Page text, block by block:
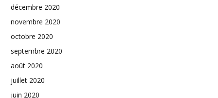
décembre 2020
novembre 2020
octobre 2020
septembre 2020
août 2020
juillet 2020
juin 2020